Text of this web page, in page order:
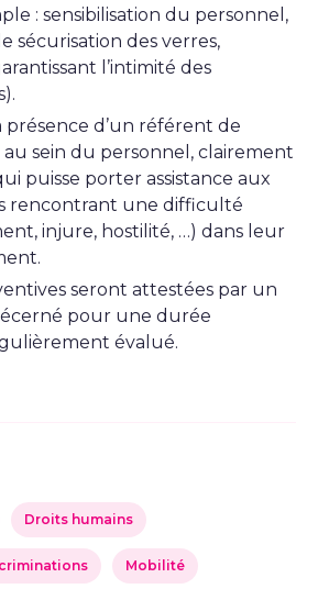
: sensibilisation du personnel,
sécurisation des verres,
l’intimité des
présence d’un référent de
sein du personnel, clairement
puisse porter assistance aux
rencontrant une difficulté
injure, hostilité, …) dans leur
seront attestées par un
pour une durée
évalué.
Droits humains
Mobilité